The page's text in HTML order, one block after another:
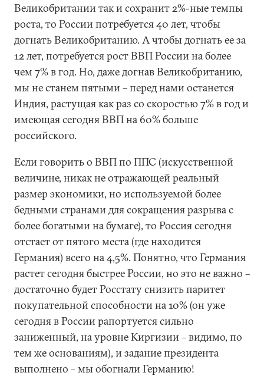
Великобритании так и сохранит 2%-ные темпы
роста, то России потребуется 40 лет, чтобы
догнать Великобританию. А чтобы догнать ее за
12 лет, потребуется рост ВВП России на более
чем 7% в год. Но, даже догнав Великобританию,
мы не станем пятыми – перед нами останется
Индия, растущая как раз со скоростью 7% в год и
имеющая сегодня ВВП на 60% больше
российского.
Если говорить о ВВП по ППС (искусственной
величине, никак не отражающей реальный
размер экономики, но используемой более
бедными странами для сокращения разрыва с
более богатыми на бумаге), то Россия сегодня
отстает от пятого места (где находится
Германия) всего на 4,5%. Понятно, что Германия
растет сегодня быстрее России, но это не важно –
достаточно будет Росстату снизить паритет
покупательной способности на 10% (он уже
сегодня в России рапортуется сильно
заниженный, на уровне Киргизии – видимо, по
тем же основаниям), и задание президента
выполнено – мы обогнали Германию!